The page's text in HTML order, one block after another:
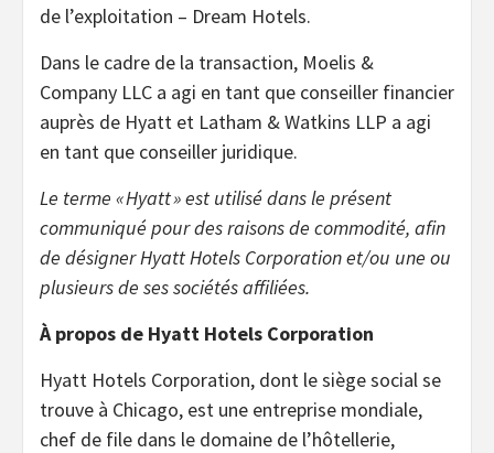
de l’exploitation – Dream Hotels.
Dans le cadre de la transaction, Moelis &
Company LLC a agi en tant que conseiller financier
auprès de Hyatt et Latham & Watkins LLP a agi
en tant que conseiller juridique.
Le terme « Hyatt » est utilisé dans le présent
communiqué pour des raisons de commodité, afin
de désigner Hyatt Hotels Corporation et/ou une ou
plusieurs de ses sociétés affiliées.
À propos de Hyatt Hotels Corporation
Hyatt Hotels Corporation, dont le siège social se
trouve à Chicago, est une entreprise mondiale,
chef de file dans le domaine de l’hôtellerie,